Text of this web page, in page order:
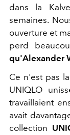
dans la
semaines.
ouverture et
perd
qu'Alexander
Ce n'est pas
UNIQLO
travaillaient
avait
collection